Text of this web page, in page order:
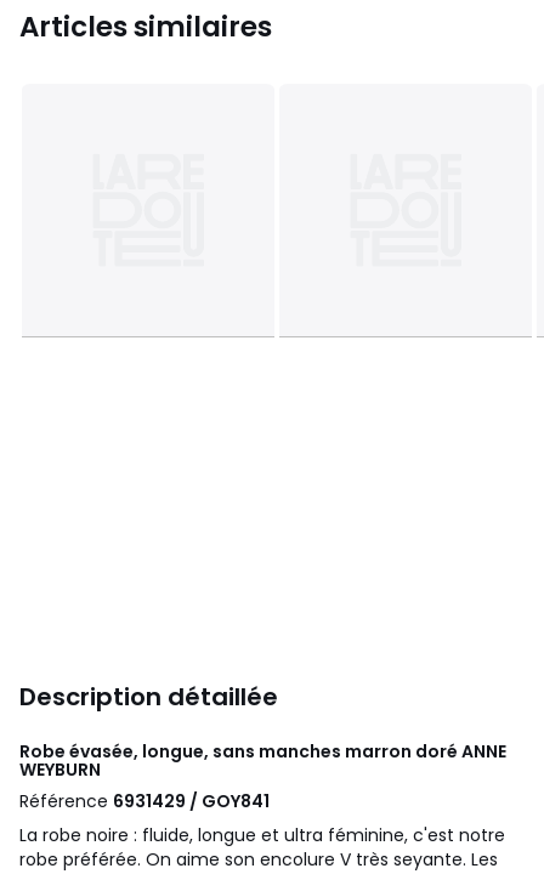
Articles similaires
Description détaillée
Robe évasée, longue, sans manches marron doré ANNE
WEYBURN
Référence 6931429 / GOY841
La robe noire : fluide, longue et ultra féminine, c'est notre
robe préférée. On aime son encolure V très seyante. Les